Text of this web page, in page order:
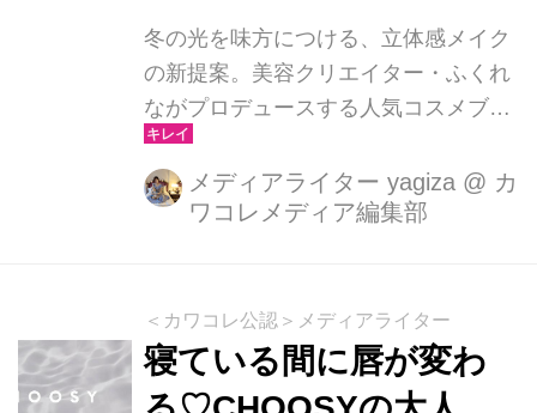
冬の光を味方につける、立体感メイク
の新提案。美容クリエイター・ふくれ
ながプロデュースする人気コスメブラ
ンド「CipiCipi（シピシピ）」から、
肌にうるおいと艶めきを宿す新作ハイ
ライター＆専用ブラシ、そして冬限定
メディアライター yagiza @ カ
ワコレメディア編集部
＜カワコレ公認＞メディアライター
寝ている間に唇が変わ